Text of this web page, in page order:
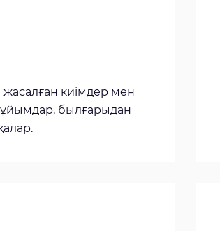
киімдер мен
былғарыдан